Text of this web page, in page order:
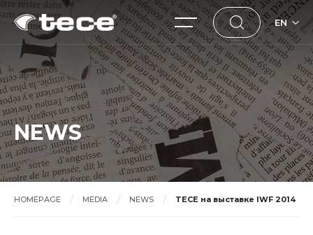
EN
NEWS
HOMEPAGE MEDIA NEWS TECE на выставке IWF 2014